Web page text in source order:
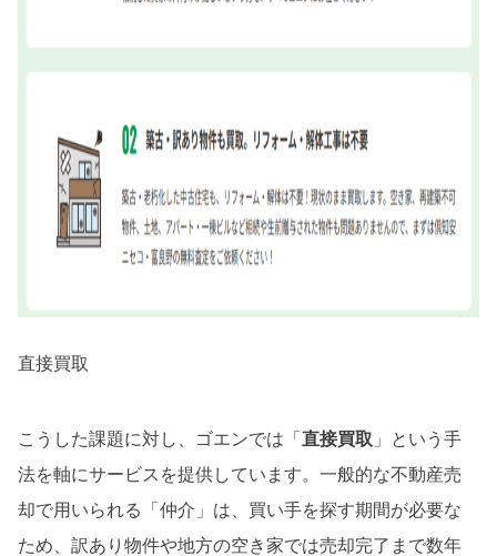
直接買取
こうした課題に対し、ゴエンでは「直接買取 」という手
法を軸にサービスを提供しています。一般的な不動産売
却で用いられる「仲介」は、買い手を探す期間が必要な
ため、訳あり物件や地方の空き家では売却完了まで数年